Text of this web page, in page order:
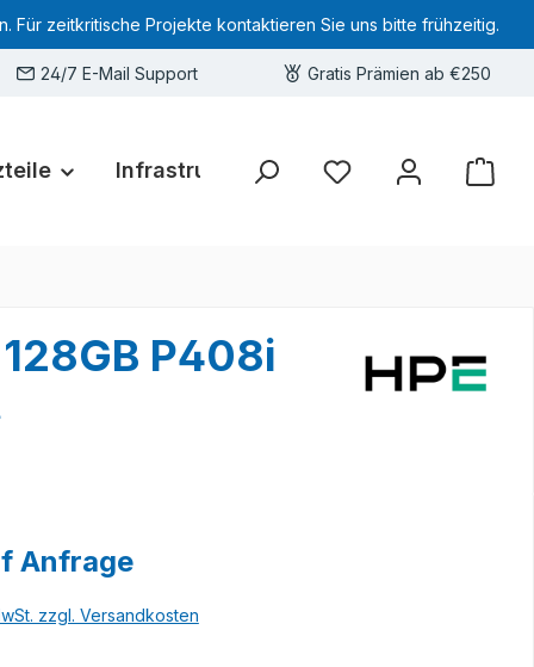
Für zeitkritische Projekte kontaktieren Sie uns bitte frühzeitig.
24/7 E-Mail Support Gratis Prämien ab €250
Infrastruktur Hardware-Deals
Sie haben 0 Produkte
P408i
Anfrage
zzgl. Versandkosten